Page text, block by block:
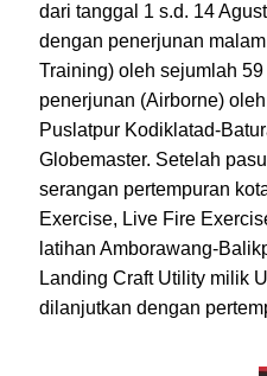
dari tanggal 1 s.d. 14
dengan penerjunan
Training) oleh sejumlah
penerjunan (Airborne)
Puslatpur Kodiklatad-
Globemaster. Setelah
serangan pertempuran
Exercise, Live Fire
latihan Amborawang-
Landing Craft Utility milik
dilanjutkan dengan